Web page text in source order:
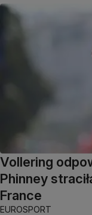
Vollering
Phinney
France
EUROSPORT